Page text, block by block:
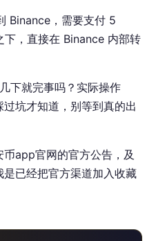
Binance，需要支付 5
下，直接在 Binance 内部转
下就完事吗？实际操作
坑才知道，别等到真的出
app官网的官方公告，及
已经把官方渠道加入收藏